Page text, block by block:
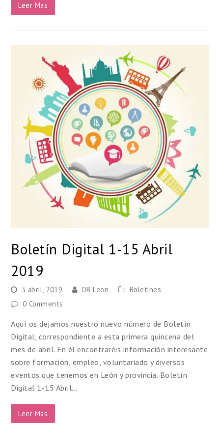
Leer Mas
Boletín Digital 1-15 Abril
2019
3 abril, 2019 DB Leon
Boletines
0 Comments
Aquí os dejamos nuestro nuevo número de Boletín
Digital, correspondiente a esta primera quincena del
mes de abril. En él encontraréis información interesante
sobre formación, empleo, voluntariado y diversos
eventos que tenemos en León y provincia. Boletín
Digital 1-15 Abril…
Leer Mas